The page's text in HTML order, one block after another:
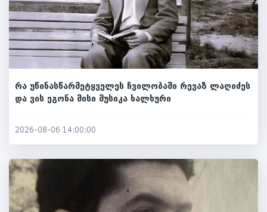
რა უწინასწარმეტყველეს ჩვილობაში რევაზ ლაღიძეს
და ვის ეგონა მისი მუსიკა ხალხური
2026-08-06 14:00:00